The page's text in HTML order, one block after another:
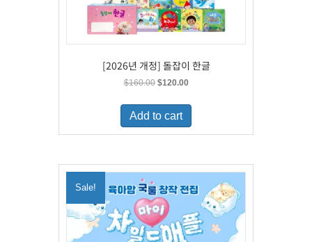
[2026년 개정] 돌잡이 한글
$160.00 Original
was:
$160.00.
$120.00Current
is:
Add to cart
Sale!